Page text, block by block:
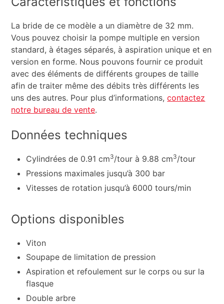
La bride de ce modèle a un diamètre de 32 mm.
Vous pouvez choisir la pompe multiple en version
standard, à étages séparés, à aspiration unique et en
version en forme. Nous pouvons fournir ce produit
avec des éléments de différents groupes de taille
afin de traiter même des débits très différents les
uns des autres. Pour plus d’informations,contactez
notre bureau de vente.
Données techniques
Cylindrées de 0.91 cm3/tour à 9.88 cm3/tour
Pressions maximales jusqu’à 300 bar
Vitesses de rotation jusqu’à 6000 tours/min
Options disponibles
Viton
Soupape de limitation de pression
Aspiration et refoulement sur le corps ou sur la
flasque
Double arbre